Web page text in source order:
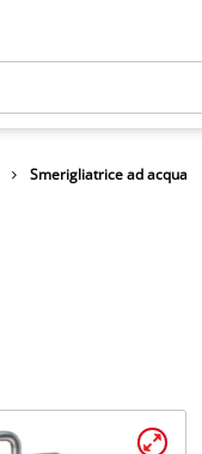
Smerigliatrice ad acqua